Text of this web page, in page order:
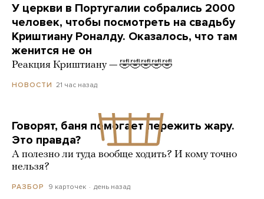
У церкви в Португалии собрались 2000
человек, чтобы посмотреть на свадьбу
Криштиану Роналду. Оказалось, что там
женится не он
Реакция Криштиану — 🤣🤣🤣🤣🤣
НОВОСТИ 21 час назад
Говорят, баня помогает пережить жару.
Это правда?
А полезно ли туда вообще ходить? И кому точно
нельзя?
РАЗБОР 9 карточек день назад